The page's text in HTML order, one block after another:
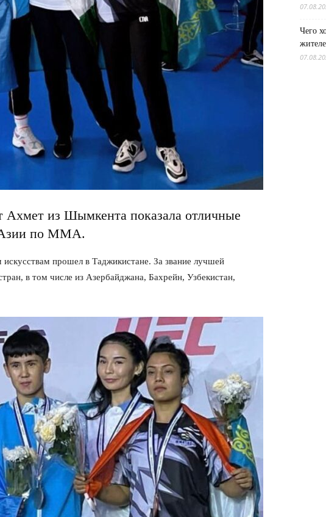
из Шымкента показала отличные
Азии по ММА.
прошел в Таджикистане. За звание лучшей
в том числе из Азербайджана, Бахрейн, Узбекистан,
Чего